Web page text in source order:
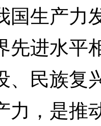
生产力
先进水平
、民族复
力，是推